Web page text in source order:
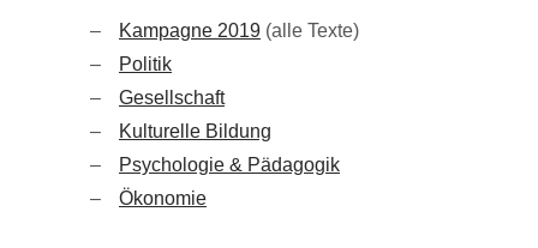
Kampagne 2019 (alle Texte)
Politik
Gesellschaft
Kulturelle Bildung
Psychologie & Pädagogik
Ökonomie